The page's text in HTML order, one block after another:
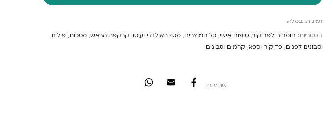
זמינות: במלאי
קטגוריות: חומרים לפדיקור, טיפוח אישי, כל המוצרים, מסז תאילנדי ועיסוי קרקפת הראש, מסכות, פילינג
וסבונים לפנים, פדיקור וספא, קרמים וסבונים
שתף ב: